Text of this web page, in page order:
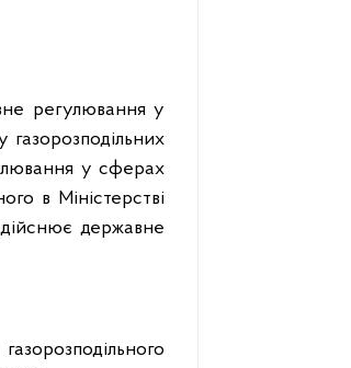
регулювання у
у сферах
в Міністерстві
державне